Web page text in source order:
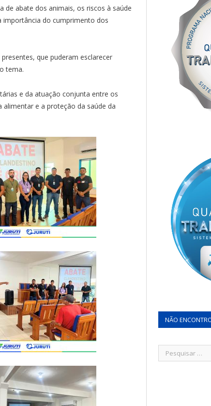
abate dos animais, os riscos à saúde
importância do cumprimento dos
que puderam esclarecer
tema.
e da atuação conjunta entre os
e a proteção da saúde da
NÃO